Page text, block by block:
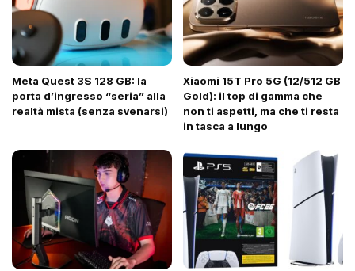
Meta Quest 3S 128 GB: la
porta d’ingresso “seria” alla
realtà mista (senza svenarsi)
Xiaomi 15T Pro 5G (12/512 GB
Gold): il top di gamma che
non ti aspetti, ma che ti resta
in tasca a lungo